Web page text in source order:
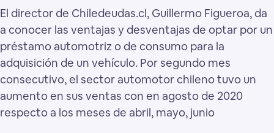
El director de Chiledeudas.cl, Guillermo Figueroa, da
a conocer las ventajas y desventajas de optar por un
préstamo automotriz o de consumo para la
adquisición de un vehículo. Por segundo mes
consecutivo, el sector automotor chileno tuvo un
aumento en sus ventas con en agosto de 2020
respecto a los meses de abril, mayo, junio